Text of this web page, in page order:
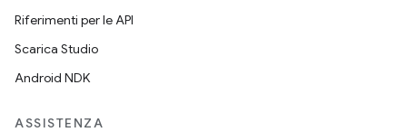
Riferimenti per le API
Scarica Studio
Android NDK
ASSISTENZA